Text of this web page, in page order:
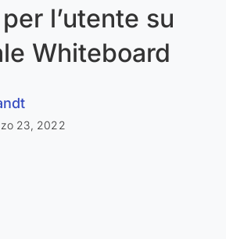
l’utente su
Whiteboard
23, 2022